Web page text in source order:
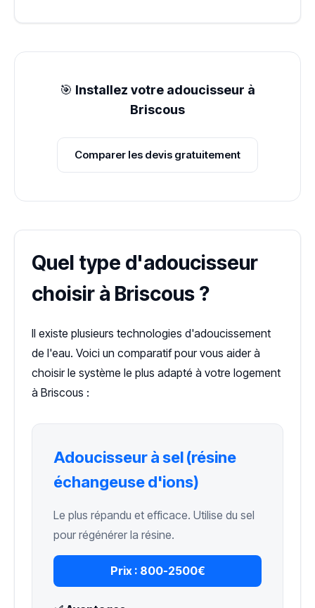
🎯 Installez votre adoucisseur à
Briscous
Comparer les devis gratuitement
Quel type d'adoucisseur
choisir à Briscous ?
Il existe plusieurs technologies d'adoucissement
de l'eau. Voici un comparatif pour vous aider à
choisir le système le plus adapté à votre logement
à Briscous :
Adoucisseur à sel (résine
échangeuse d'ions)
Le plus répandu et efficace. Utilise du sel
pour régénérer la résine.
Prix : 800-2500€